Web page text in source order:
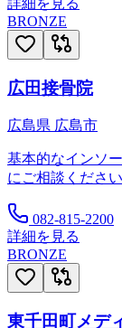
詳細を見る
BRONZE
広田接骨院
広島県 広島市
基本的なインソ
にご相談ください
082-815-2200
詳細を見る
BRONZE
東千田町メデ